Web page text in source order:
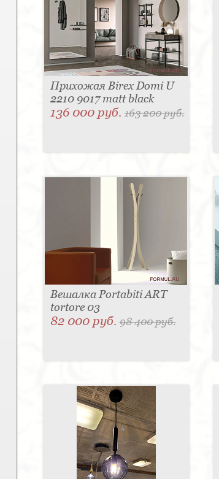
Прихожая Birex Domi U
2210 9017 matt black
136 000 руб.163 200 руб.
Вешалка Portabiti ART
tortore 03
82 000 руб.98 400 руб.